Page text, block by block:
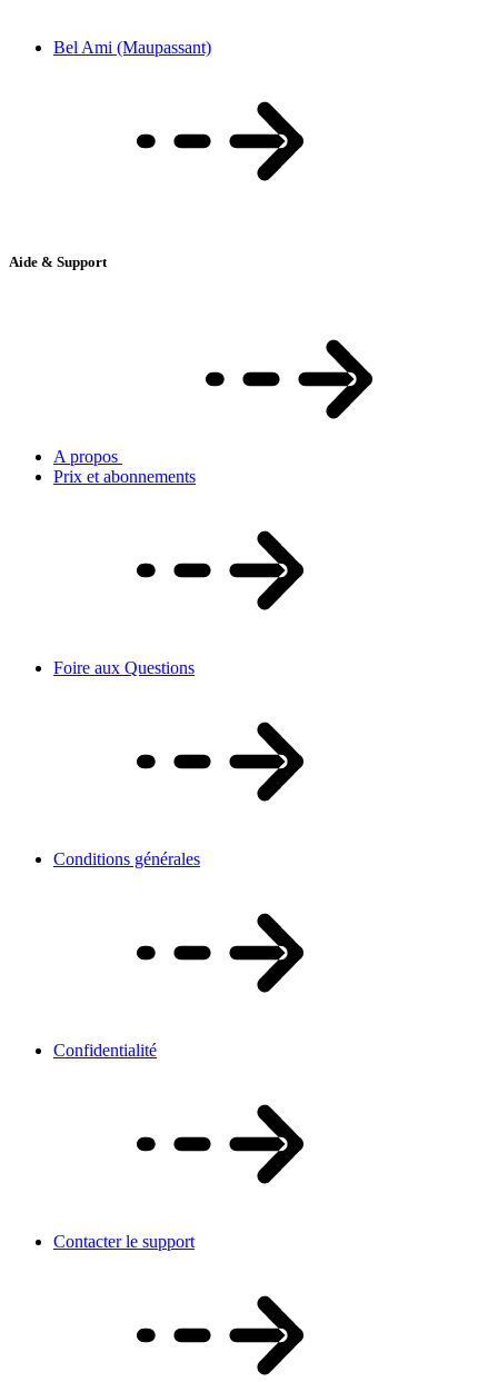
Bel Ami (Maupassant)
Aide & Support
A propos
Prix et abonnements
Foire aux Questions
Conditions générales
Confidentialité
Contacter le support